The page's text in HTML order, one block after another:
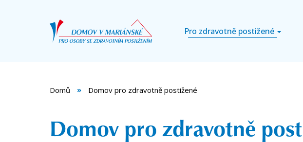
navigace
Pro zdravotně postižené
Domů Domov pro zdravotně postižené
Domov pro zdravotně